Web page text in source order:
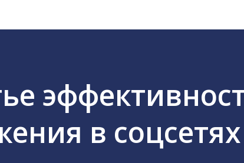
в соцсетях